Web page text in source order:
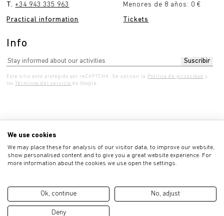
T.+34 943 335 963
Practical information
Menores de 8 años: 0 €
Tickets
Info
Este sitio está protegido por reCAPTCHA. Se aplican la Política de privacidad y
los Términos del servicio de Google.
- 7:00 pm
Cookies information
We use cookies
We may place these for analysis of our visitor data, to improve our website,
show personalised content and to give you a great website experience. For
more information about the cookies we use open the settings.
Ok, continue No, adjust
Deny